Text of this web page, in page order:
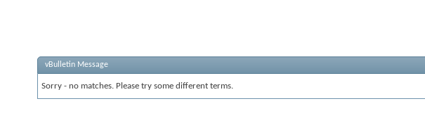
vBulletin Message
Sorry - no matches. Please try some different terms.